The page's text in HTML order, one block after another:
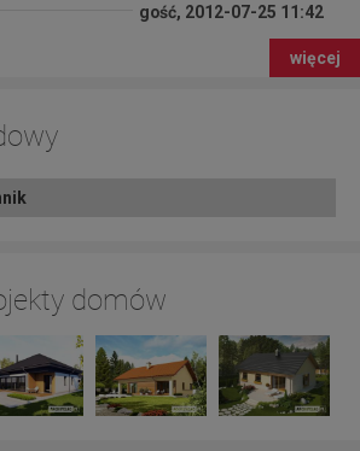
gość, 2012-07-25 11:42
więcej
domów